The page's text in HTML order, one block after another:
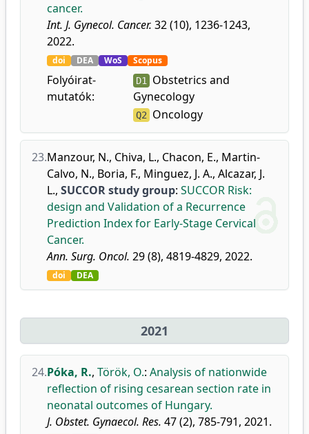
cancer.
Int. J. Gynecol. Cancer. 32 (10), 1236-1243,
2022.
doi DEA WoS Scopus
Folyóirat-
mutatók:
D1
Obstetrics and
Gynecology
Q2 Oncology
23.Manzour, N., Chiva, L., Chacon, E., Martin-
Calvo, N., Boria, F., Minguez, J. A., Alcazar, J.
L., SUCCOR study group: SUCCOR Risk:
design and Validation of a Recurrence
Prediction Index for Early-Stage Cervical
Cancer.
Ann. Surg. Oncol. 29 (8), 4819-4829, 2022.
doi DEA
2021
24.Póka, R., Török, O.: Analysis of nationwide
reflection of rising cesarean section rate in
neonatal outcomes of Hungary.
J. Obstet. Gynaecol. Res. 47 (2), 785-791, 2021.